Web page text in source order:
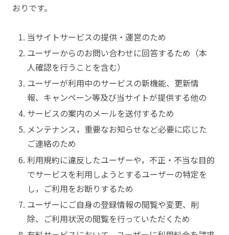
おりです。
当サイトサービスの提供・運営のため
ユーザーからのお問い合わせに回答するため（本
人確認を行うことを含む）
ユーザーが利用中のサービスの新機能、更新情
報、キャンペーン等及び当サイトが提供する他の
サービスの案内のメールを送付するため
メンテナンス，重要なお知らせなど必要に応じた
ご連絡のため
利用規約に違反したユーザーや，不正・不当な目的
でサービスを利用しようとするユーザーの特定を
し，ご利用をお断りするため
ユーザーにご自身の登録情報の閲覧や変更、削
除、ご利用状況の閲覧を行っていただくため